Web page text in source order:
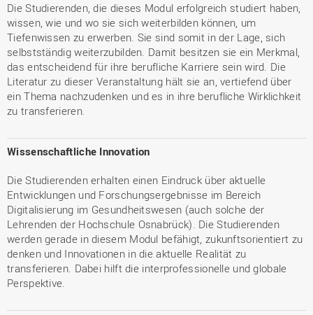
Die Studierenden, die dieses Modul erfolgreich studiert haben,
wissen, wie und wo sie sich weiterbilden können, um
Tiefenwissen zu erwerben. Sie sind somit in der Lage, sich
selbstständig weiterzubilden. Damit besitzen sie ein Merkmal,
das entscheidend für ihre berufliche Karriere sein wird. Die
Literatur zu dieser Veranstaltung hält sie an, vertiefend über
ein Thema nachzudenken und es in ihre berufliche Wirklichkeit
zu transferieren.
Wissenschaftliche Innovation
Die Studierenden erhalten einen Eindruck über aktuelle
Entwicklungen und Forschungsergebnisse im Bereich
Digitalisierung im Gesundheitswesen (auch solche der
Lehrenden der Hochschule Osnabrück). Die Studierenden
werden gerade in diesem Modul befähigt, zukunftsorientiert zu
denken und Innovationen in die aktuelle Realität zu
transferieren. Dabei hilft die interprofessionelle und globale
Perspektive.